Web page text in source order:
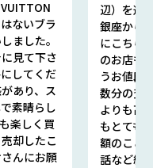
ないブラ
ました。
見て下さ
してくだ
あり、ス
素晴らし
楽しく買
却したこ
んにお願
辺）を選
銀座から
にこちら
のお店も
うお値段
数分の査
よりも高
もとても
額のこと
話など細